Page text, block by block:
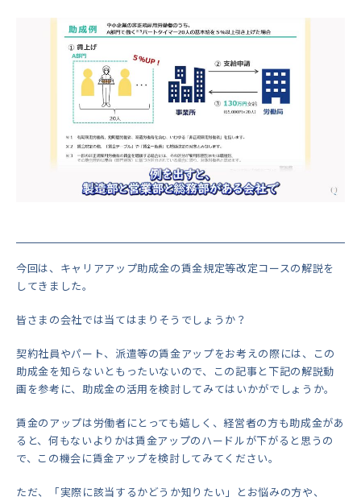
今回は、キャリアアップ助成金の賃金規定等改定コースの解説を
してきました。
皆さまの会社では当てはまりそうでしょうか？
契約社員やパート、派遣等の賃金アップをお考えの際には、この
助成金を知らないともったいないので、この記事と下記の解説動
画を参考に、助成金の活用を検討してみてはいかがでしょうか。
賃金のアップは労働者にとっても嬉しく、経営者の方も助成金があ
ると、何もないよりかは賃金アップのハードルが下がると思うの
で、この機会に賃金アップを検討してみてください。
ただ、「実際に該当するかどうか知りたい」とお悩みの方や、